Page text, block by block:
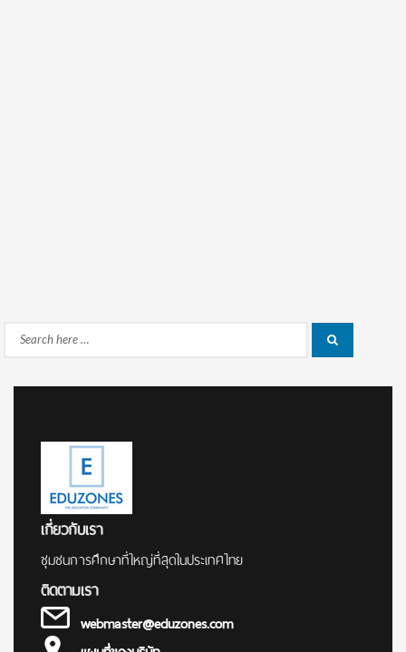
Search
เกี่ยวกับเรา
ชุมชนการศึกษาที่ใหญ่ที่สุดในประเทศไทย
ติดตามเรา
webmaster@eduzones.com